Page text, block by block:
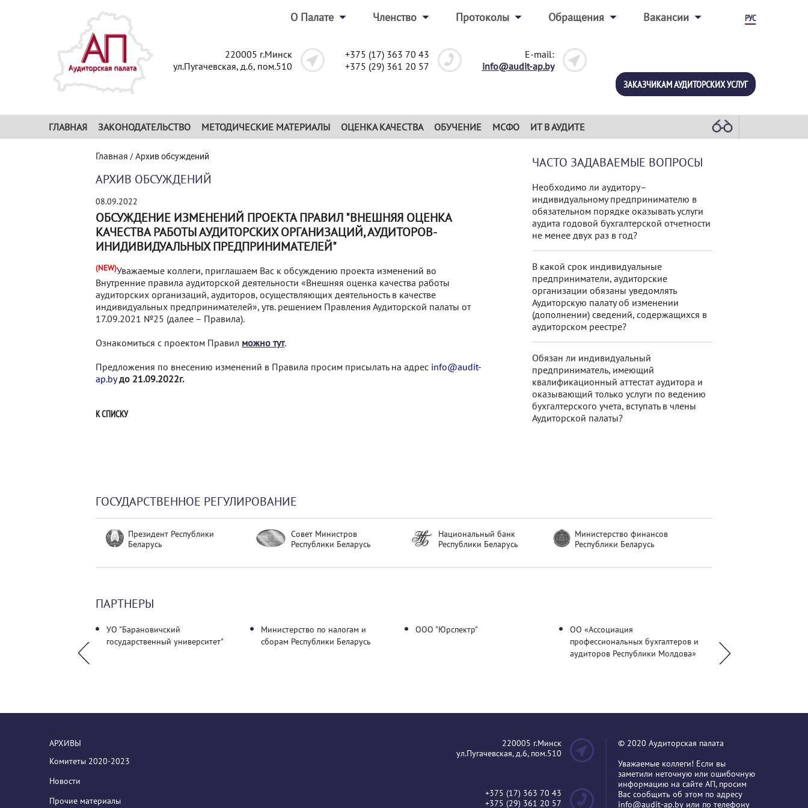
О Палате Членство Протоколы Обращения Вакансии РУС
220005 г.Минск
ул.Пугачевская, д.6, пом.510
+375 (17) 363 70 43
+375 (29) 361 20 57
E-mail:
info@audit-ap.by
ЗАКАЗЧИКАМ АУДИТОРСКИХ УСЛУГ
ГЛАВНАЯ ЗАКОНОДАТЕЛЬСТВО МЕТОДИЧЕСКИЕ МАТЕРИАЛЫ ОЦЕНКА КАЧЕСТВА ОБУЧЕНИЕ МСФО ИТ В АУДИТЕ
Главная /Архив обсуждений
АРХИВ ОБСУЖДЕНИЙ
08.09.2022
ОБСУЖДЕНИЕ ИЗМЕНЕНИЙ ПРОЕКТА ПРАВИЛ "ВНЕШНЯЯ ОЦЕНКА
КАЧЕСТВА РАБОТЫ АУДИТОРСКИХ ОРГАНИЗАЦИЙ, АУДИТОРОВ-
ИНИДИВИДУАЛЬНЫХ ПРЕДПРИНИМАТЕЛЕЙ"
(NEW)Уважаемые коллеги, приглашаем Вас к обсуждению проекта изменений во
Внутренние правила аудиторской деятельности «Внешняя оценка качества работы
аудиторских организаций, аудиторов, осуществляющих деятельность в качестве
индивидуальных предпринимателей», утв. решением Правления Аудиторской палаты от
17.09.2021 №25 (далее – Правила).
Ознакомиться с проектом Правил можно тут.
Предложения по внесению изменений в Правила просим присылать на адрес info@audit-
ap.by до 21.09.2022г.
К СПИСКУ
ЧАСТО ЗАДАВАЕМЫЕ ВОПРОСЫ
Необходимо ли аудитору–
индивидуальному предпринимателю в
обязательном порядке оказывать услуги
аудита годовой бухгалтерской отчетности
не менее двух раз в год?
В какой срок индивидуальные
предприниматели, аудиторские
организации обязаны уведомлять
Аудиторскую палату об изменении
(дополнении) сведений, содержащихся в
аудиторском реестре?
Обязан ли индивидуальный
предприниматель, имеющий
квалификационный аттестат аудитора и
оказывающий только услуги по ведению
бухгалтерского учета, вступать в члены
Аудиторской палаты?
ГОСУДАРСТВЕННОЕ РЕГУЛИРОВАНИЕ
Президент Республики
Беларусь
Совет Министров
Республики Беларусь
Национальный банк
Республики Беларусь
Министерство финансов
Республики Беларусь
ПАРТНЕРЫ
УО "Барановичский
государственный университет"
Министерство по налогам и
сборам Республики Беларусь
ООО "Юрспектр"
ОО «Ассоциация
профессиональных бухгалтеров и
аудиторов Республики Молдова»
АРХИВЫ
Комитеты 2020-2023
Новости
Прочие материалы
220005 г.Минск
ул.Пугачевская, д.6, пом.510
+375 (17) 363 70 43
+375 (29) 361 20 57
© 2020 Аудиторская палата
Уважаемые коллеги! Если вы
заметили неточную или ошибочную
информацию на сайте АП, просим
Вас сообщить об этом по адресу
info@audit-ap.by или по телефону